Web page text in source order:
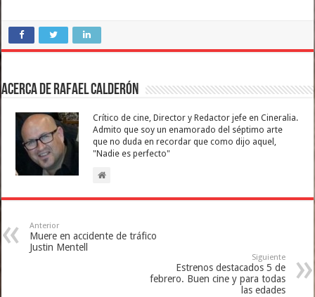
Acerca de Rafael Calderón
Crítico de cine, Director y Redactor jefe en Cineralia.
Admito que soy un enamorado del séptimo arte
que no duda en recordar que como dijo aquel,
"Nadie es perfecto"
Anterior
Muere en accidente de tráfico
Justin Mentell
Siguiente
Estrenos destacados 5 de
febrero. Buen cine y para todas
las edades